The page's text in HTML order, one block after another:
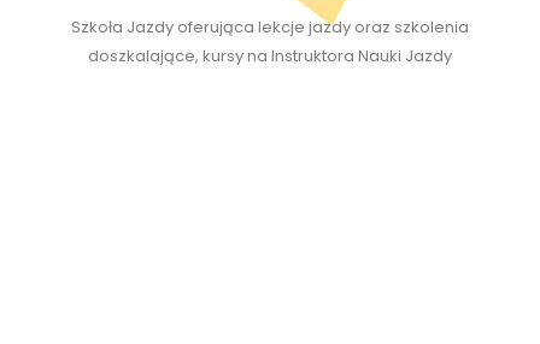
Szkoła Jazdy oferująca lekcje jazdy oraz szkolenia
doszkalające, kursy na Instruktora Nauki Jazdy